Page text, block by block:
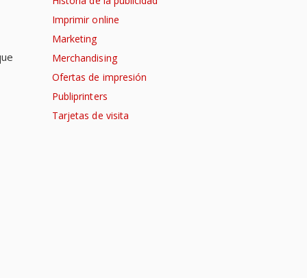
Imprimir online
Marketing
Merchandising
Ofertas de impresión
Publiprinters
Tarjetas de visita